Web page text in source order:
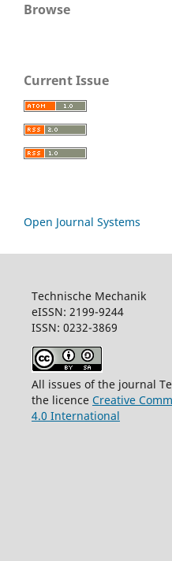
Browse
Current Issue
Open Journal Systems
Technische Mechanik
eISSN: 2199-9244
ISSN:
All issues of the journal
the licence Creative
4.0 International